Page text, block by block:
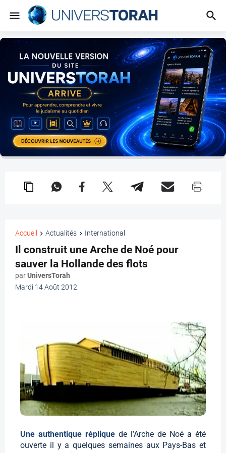
Accueil Actualités International
Il construit une Arche de Noé pour
sauver la Hollande des flots
parUniversTorah
Mardi 14 Août 2012
Une authentique réplique de l’Arche de Noé a été
ouverte il y a quelques semaines aux Pays-Bas et